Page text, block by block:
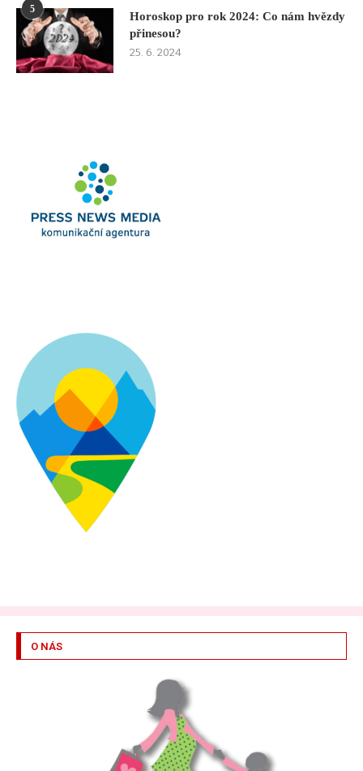
5
Horoskop pro rok 2024: Co nám hvězdy
přinesou?
25. 6. 2024
O NÁS